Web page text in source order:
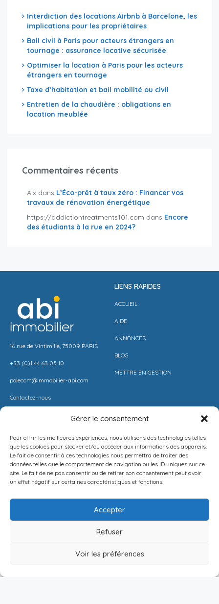
Gérer le consentement
Pour offrir les meilleures expériences, nous utilisons des technologies telles
que les cookies pour stocker et/ou accéder aux informations des appareils.
Le fait de consentir à ces technologies nous permettra de traiter des
données telles que le comportement de navigation ou les ID uniques sur ce
site. Le fait de ne pas consentir ou de retirer son consentement peut avoir
un effet négatif sur certaines caractéristiques et fonctions.
Accepter
Refuser
Voir les préférences
Interdiction des locations Airbnb à Barcelone, les
implications pour les propriétaires
Bail civil à Paris pour acteurs étrangers en
tournage : assurance locative sécurisée
Optimiser la location à Paris pour les acteurs
étrangers en tournage
Taxe d’habitation et bail mobilité ou civil
Entretien de la chaudière : obligations en
location meublée
Commentaires récents
Alx dans L’Éco-prêt à taux zéro : Financer vos
travaux de rénovation énergétique
https://addictiontreatments101.com dans Encore
des étudiants à la rue en 2024?
16 rue de Vintimille, 75009 PARIS
+33 (0)1 44 63 05 10
polecom@immobilier-abi.com
Contactez-nous
LIENS RAPIDES
ACCUEIL
AIDE
ANNONCES
BLOG
METTRE EN GESTION
ESTIMER MON LOYER
PROPOSEZ VOTRE APPARTEMENT
CONDITIONS DE VENTE
LA SOLUTION IMMO
POLITIQUE DE CONFIDENTIALITÉ
[mc4wp_form id=1282]